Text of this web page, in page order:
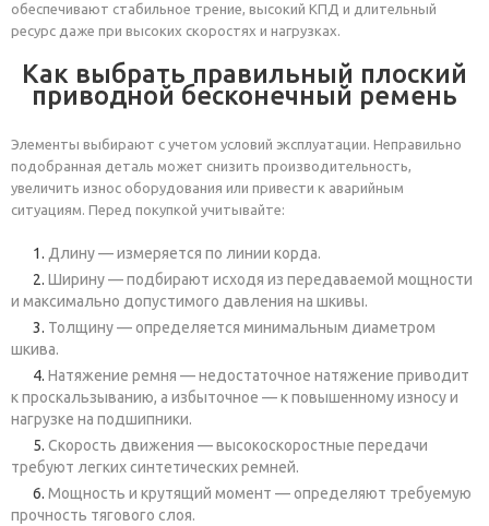
обеспечивают стабильное трение, высокий КПД и длительный
ресурс даже при высоких скоростях и нагрузках.
Как выбрать правильный плоский
приводной бесконечный ремень
Элементы выбирают с учетом условий эксплуатации. Неправильно
подобранная деталь может снизить производительность,
увеличить износ оборудования или привести к аварийным
ситуациям. Перед покупкой учитывайте:
Длину — измеряется по линии корда.
Ширину — подбирают исходя из передаваемой мощности
и максимально допустимого давления на шкивы.
Толщину — определяется минимальным диаметром
шкива.
Натяжение ремня — недостаточное натяжение приводит
к проскальзыванию, а избыточное — к повышенному износу и
нагрузке на подшипники.
Скорость движения — высокоскоростные передачи
требуют легких синтетических ремней.
Мощность и крутящий момент — определяют требуемую
прочность тягового слоя.